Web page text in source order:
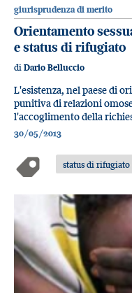
giurisprudenza di merito
Orientamento
e status di rifugiato
di Dario Belluccio
L'esistenza, nel paese di
punitiva di relazioni
l'accoglimento della
30/05/2013
status di rifugiato